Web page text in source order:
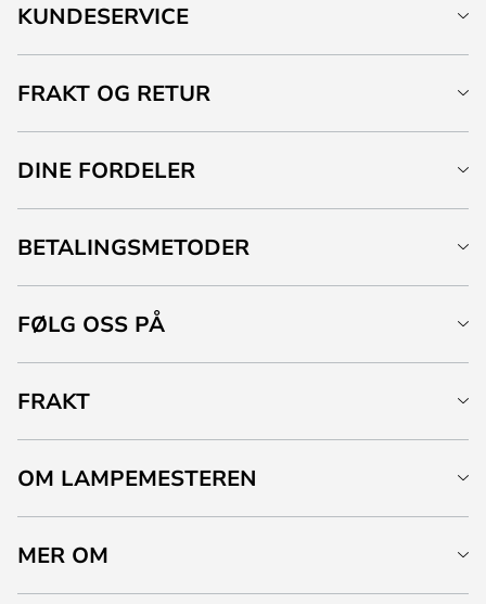
KUNDESERVICE
FRAKT OG RETUR
DINE FORDELER
BETALINGSMETODER
FØLG OSS PÅ
FRAKT
OM LAMPEMESTEREN
MER OM